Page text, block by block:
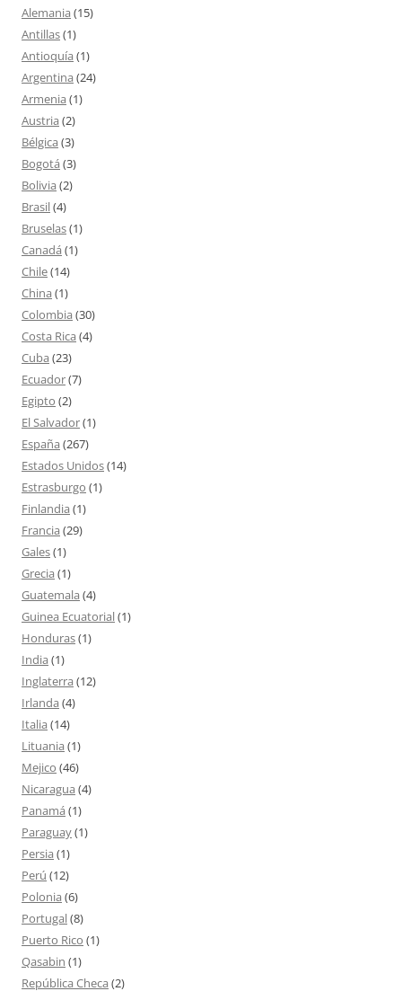
Alemania (15)
Antillas(1)
Antioquía (1)
Argentina (24)
Armenia (1)
Austria (2)
Bélgica (3)
Bogotá (3)
Bolivia (2)
Brasil(4)
Bruselas(1)
Canadá (1)
Chile(14)
China (1)
Colombia (30)
Costa Rica (4)
Cuba (23)
Ecuador(7)
Egipto (2)
El Salvador(1)
España (267)
Estados Unidos(14)
Estrasburgo (1)
Finlandia (1)
Francia (29)
Gales(1)
Grecia (1)
Guatemala (4)
Guinea Ecuatorial(1)
Honduras(1)
India (1)
Inglaterra (12)
Irlanda (4)
Italia (14)
Lituania (1)
Mejico (46)
Nicaragua (4)
Panamá (1)
Paraguay(1)
Persia (1)
Perú (12)
Polonia (6)
Portugal(8)
Puerto Rico (1)
Qasabin (1)
República Checa (2)